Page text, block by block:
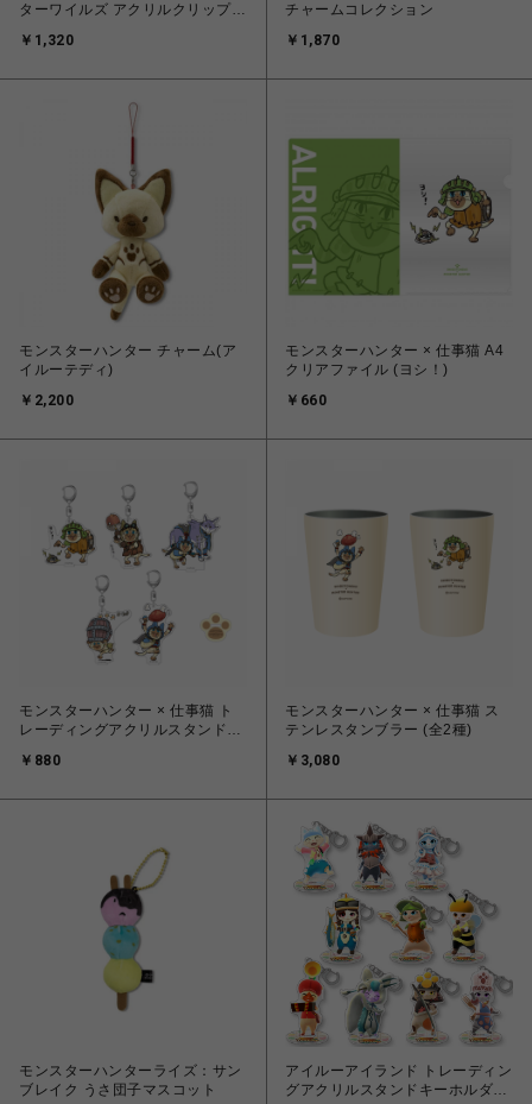
ターワイルズ アクリルクリップス
￥1,320
チャームコレクション
￥1,870
モンスターハンター チャーム(ア
イルーテディ)
￥2,200
モンスターハンター × 仕事猫 A4
クリアファイル (ヨシ！)
￥660
モンスターハンター × 仕事猫 ト
レーディングアクリルスタンドキ
￥880
モンスターハンター × 仕事猫 ス
テンレスタンブラー (全2種)
￥3,080
モンスターハンターライズ：サン
ブレイク うさ団子マスコット
アイルーアイランド トレーディン
グアクリルスタンドキーホルダー